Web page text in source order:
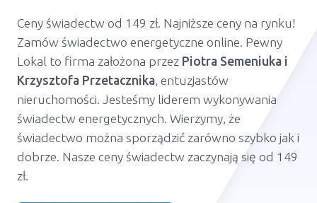
Ceny świadectw od 149 zł. Najniższe ceny na rynku!
Zamów świadectwo energetyczne online. Pewny
Lokal to firma założona przez Piotra Semeniuka i
Krzysztofa Przetacznika, entuzjastów
nieruchomości. Jesteśmy liderem wykonywania
świadectw energetycznych. Wierzymy, że
świadectwo można sporządzić zarówno szybko jak i
dobrze. Nasze ceny świadectw zaczynają się od 149
zł.